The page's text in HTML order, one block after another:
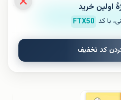
ثبت نظر
ثبت نشده است.
با کد FTX50
کد تخفیف